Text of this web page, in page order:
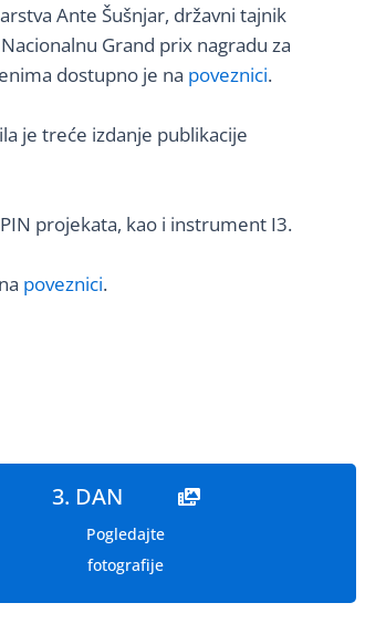
Ante Šušnjar, državni tajnik
Grand prix nagradu za
dostupno je na poveznici.
je treće izdanje publikacije
projekata, kao i instrument I3.
poveznici.
3. DAN
Pogledajte
fotografije